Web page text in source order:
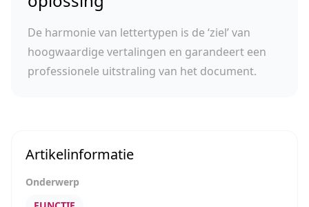
De harmonie van lettertypen is de ‘ziel’ van
hoogwaardige vertalingen en garandeert een
professionele uitstraling van het document.
Artikelinformatie
Onderwerp